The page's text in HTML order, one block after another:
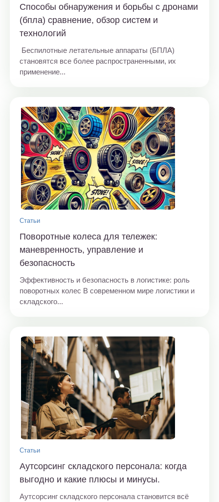
Способы обнаружения и борьбы с дронами
(бпла) сравнение, обзор систем и
технологий
Беспилотные летательные аппараты (БПЛА)
становятся все более распространенными, их
применение...
Статьи
Поворотные колеса для тележек:
маневренность, управление и
безопасность
Эффективность и безопасность в логистике: роль
поворотных колес В современном мире логистики и
складского...
Статьи
Аутсорсинг складского персонала: когда
выгодно и какие плюсы и минусы.
Аутсорсинг складского персонала становится всё